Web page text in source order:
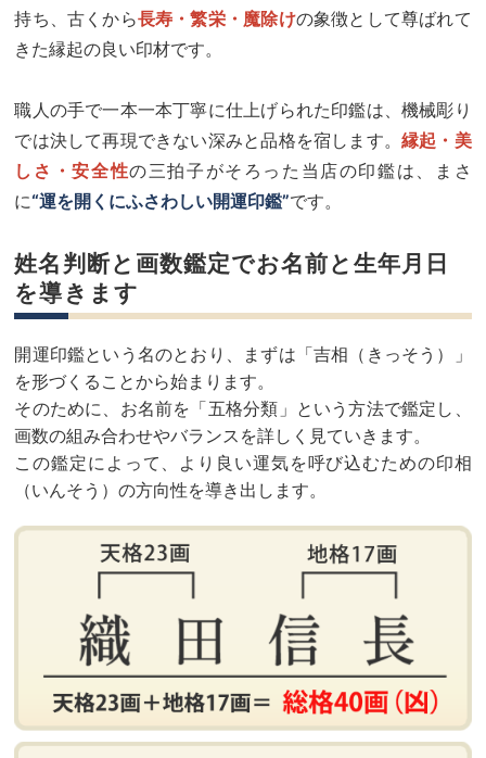
持ち、古くから長寿・繁栄・魔除けの象徴として尊ばれて
きた縁起の良い印材です。
職人の手で一本一本丁寧に仕上げられた印鑑は、機械彫り
では決して再現できない深みと品格を宿します。 縁起・美
しさ・安全性の三拍子がそろった当店の印鑑は、まさ
に“運を開くにふさわしい開運印鑑”です。
姓名判断と画数鑑定でお名前と生年月日
を導きます
開運印鑑という名のとおり、まずは「吉相（きっそう）」
を形づくることから始まります。
そのために、お名前を「五格分類」という方法で鑑定し、
画数の組み合わせやバランスを詳しく見ていきます。
この鑑定によって、より良い運気を呼び込むための印相
（いんそう）の方向性を導き出します。